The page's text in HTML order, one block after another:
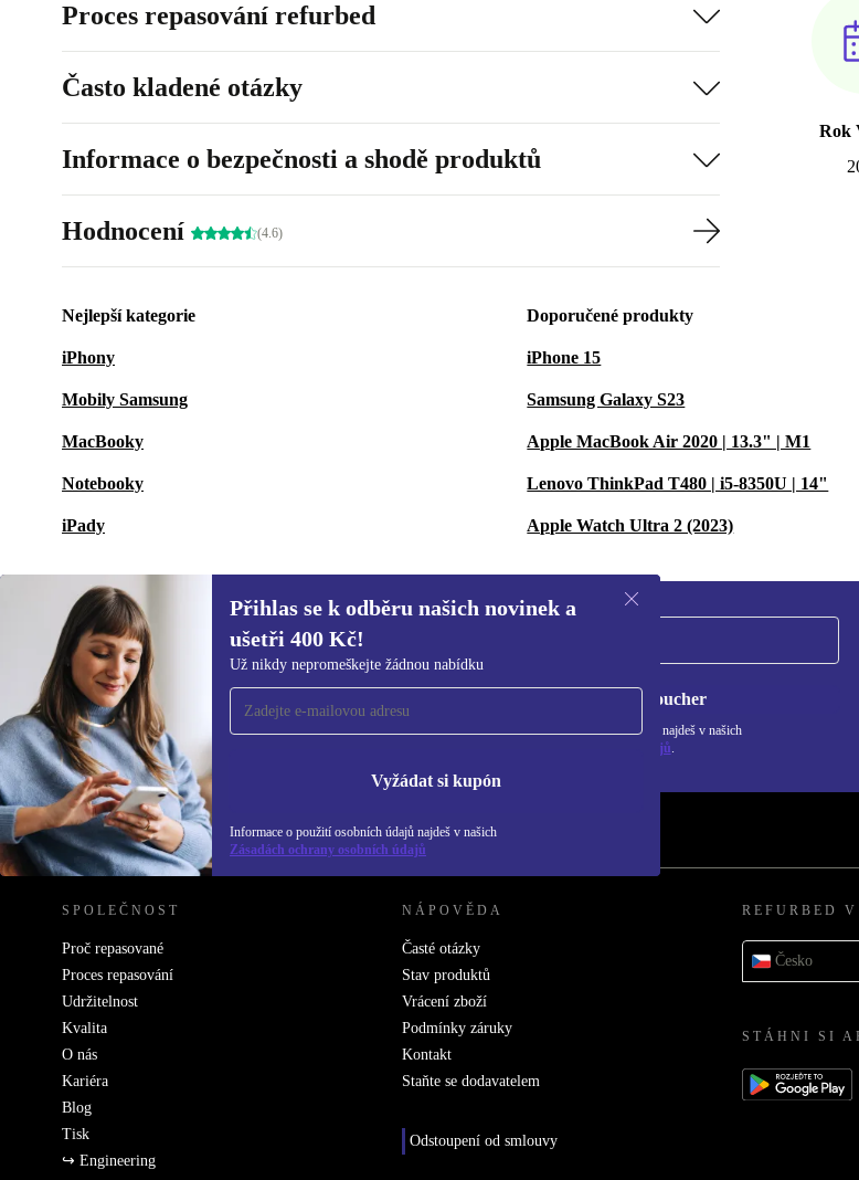
Rok
Proces repasování refurbed
Často kladené otázky
Informace o bezpečnosti a shodě produktů
Hodnocení (4.6)
Nejlepší kategorie
iPhony
Mobily Samsung
MacBooky
Notebooky
iPady
Doporučené produkty
iPhone 15
Samsung Galaxy S23
Apple MacBook Air 2020 | 13.3" | M1
Lenovo ThinkPad T480 | i5-8350U | 14"
Apple Watch Ultra 2 (2023)
Přihlas se k odběru našich novinek a
ušetři 400 Kč!
Už nikdy nepromeškejte žádnou nabídku
Vyžádat si kupón
Informace o použití osobních údajů najdeš v našich
Zásadách ochrany osobních údajů
Přihlas se k odběru našich novinek a
ušetři 400 Kč!
Už nikdy nepromeškej žádnou nabídku.
Chci voucher
Informace o použití osobních údajů najdeš v našich
Zásadách ochrany osobních údajů.
REFURBED ČESKO - RETHINK NEW.
SPOLEČNOST
Proč repasované
Proces repasování
Udržitelnost
Kvalita
O nás
Kariéra
Blog
Tisk
↪ Engineering
NÁPOVĚDA
Časté otázky
Stav produktů
Vrácení zboží
Podmínky záruky
Kontakt
Staňte se dodavatelem
Odstoupení od smlouvy
REFURBED V
Česko
STÁHNI SI